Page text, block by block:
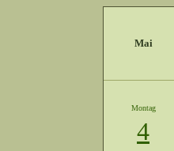
Mai
Montag
4